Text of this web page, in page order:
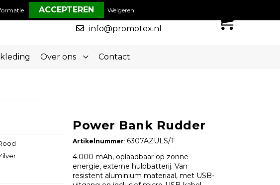
050-5773636
info@promotex.nl
Over ons Contact
Power Bank Rudder
Artikelnummer: 6307AZULS/T
4.000 mAh, oplaadbaar op zonne-
energie, externe hulpbatterij. Van
resistent aluminium materiaal, met USB-
. Weigeren